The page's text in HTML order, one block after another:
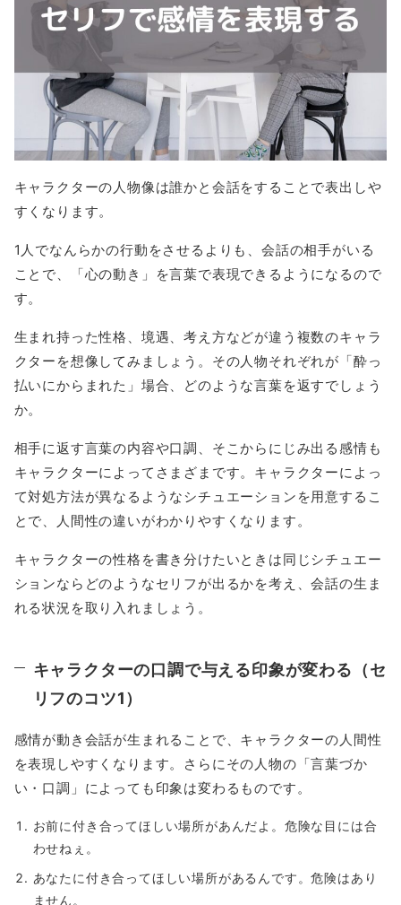
キャラクターの人物像は誰かと会話をすることで表出しや
すくなります。
1人でなんらかの行動をさせるよりも、会話の相手がいる
ことで、「心の動き」を言葉で表現できるようになるので
す。
生まれ持った性格、境遇、考え方などが違う複数のキャラ
クターを想像してみましょう。その人物それぞれが「酔っ
払いにからまれた」場合、どのような言葉を返すでしょう
か。
相手に返す言葉の内容や口調、そこからにじみ出る感情も
キャラクターによってさまざまです。キャラクターによっ
て対処方法が異なるようなシチュエーションを用意するこ
とで、人間性の違いがわかりやすくなります。
キャラクターの性格を書き分けたいときは同じシチュエー
ションならどのようなセリフが出るかを考え、会話の生ま
れる状況を取り入れましょう。
キャラクターの口調で与える印象が変わる（セ
リフのコツ1）
感情が動き会話が生まれることで、キャラクターの人間性
を表現しやすくなります。さらにその人物の「言葉づか
い・口調」によっても印象は変わるものです。
お前に付き合ってほしい場所があんだよ。危険な目には合
わせねぇ。
あなたに付き合ってほしい場所があるんです。危険はあり
ません。